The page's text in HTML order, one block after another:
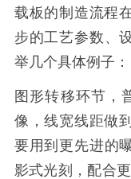
载板的制造流程
步的工艺参数、
举几个具体例子：
图形转移环节，
像，线宽线距做
要用到更先进的
影式光刻，配合